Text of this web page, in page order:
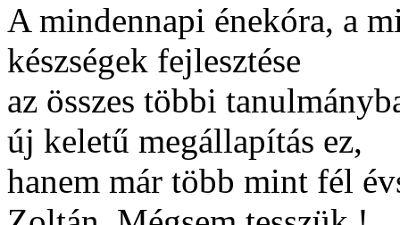
A mindennapi énekóra, a
készségek fejlesztése
az összes többi
új keletű megállapítás ez,
hanem már több mint fél